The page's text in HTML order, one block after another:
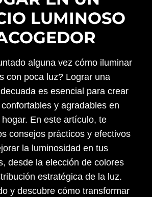
LUMINOSO
alguna vez cómo iluminar
con poca luz? Lograr una
es esencial para crear
y agradables en
hogar. En este artículo, te
consejos prácticos y efectivos
la luminosidad en tus
desde la elección de colores
estratégica de la luz.
y descubre cómo transformar